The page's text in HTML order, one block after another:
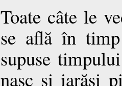
Toate câte le
se află în
supuse
nasc şi iarăşi